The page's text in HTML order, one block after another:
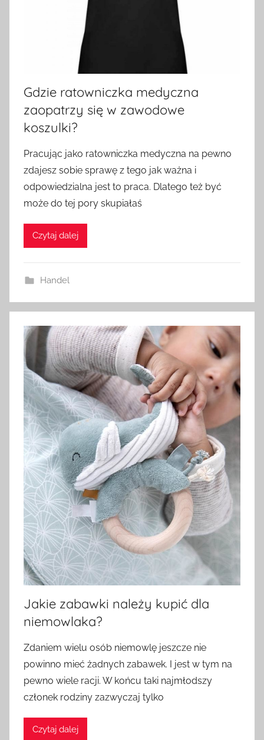
Gdzie ratowniczka medyczna
zaopatrzy się w zawodowe
koszulki?
Pracując jako ratowniczka medyczna na pewno
zdajesz sobie sprawę z tego jak ważna i
odpowiedzialna jest to praca. Dlatego też być
może do tej pory skupiałaś
Czytaj dalej
Handel
Jakie zabawki należy kupić dla
niemowlaka?
Zdaniem wielu osób niemowlę jeszcze nie
powinno mieć żadnych zabawek. I jest w tym na
pewno wiele racji. W końcu taki najmłodszy
członek rodziny zazwyczaj tylko
Czytaj dalej